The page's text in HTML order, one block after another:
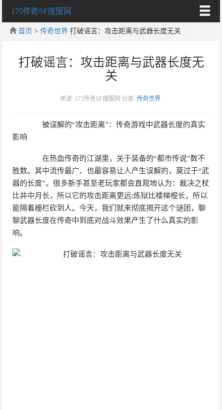
175传奇SF搜服网
首页 >传奇世界 打破谣言：攻击距离与武器长度无关
打破谣言：攻击距离与武器长度无
关
来源: 175传奇SF搜服网 分类: 传奇世界
被误解的“攻击距离”：传奇游戏中武器长度的真实
影响
在热血传奇的江湖里，关于装备的“都市传说”数不
胜数。其中流传最广、也最容易让人产生误解的，莫过于“武
器的长度”。很多新手甚至老玩家都会直观地认为：裁决之杖
比井中月长，所以它的攻击距离更远;炼狱比楼梯棍长，所以
能隔着栅栏砍到人。今天，我们就来彻底揭开这个谜团，聊
聊武器长度在传奇中到底对战斗效果产生了什么真实的影
响。